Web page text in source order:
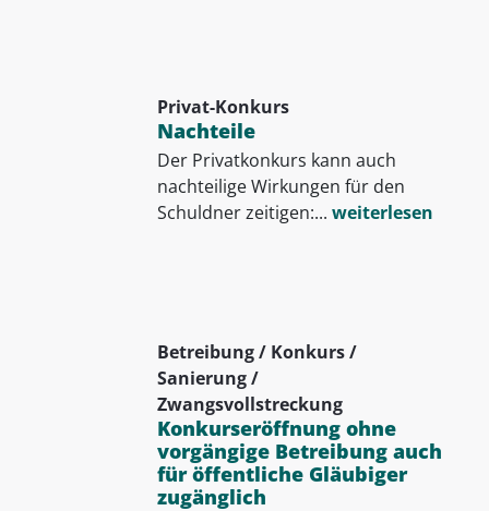
Privat-Konkurs
Nachteile
Der Privatkonkurs kann auch
nachteilige Wirkungen für den
Schuldner zeitigen:... weiterlesen
Betreibung / Konkurs /
Sanierung /
Zwangsvollstreckung
Konkurseröffnung ohne
vorgängige Betreibung auch
für öffentliche Gläubiger
zugänglich